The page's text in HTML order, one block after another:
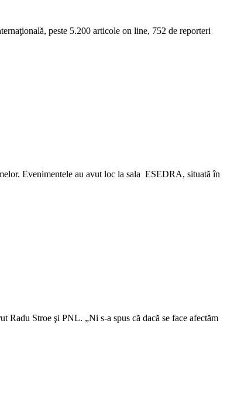
peste 5.200 articole on line, 752 de reporteri
Evenimentele au avut loc la sala ESEDRA, situată în
Stroe şi PNL. „Ni s-a spus că dacă se face afectăm